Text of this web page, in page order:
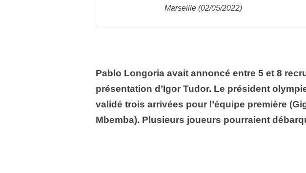
Marseille (02/05/2022)
Pablo Longoria avait annoncé entre 5 et 8
présentation d’Igor Tudor. Le président
validé trois arrivées pour l’équipe première
Mbemba). Plusieurs joueurs pourraient